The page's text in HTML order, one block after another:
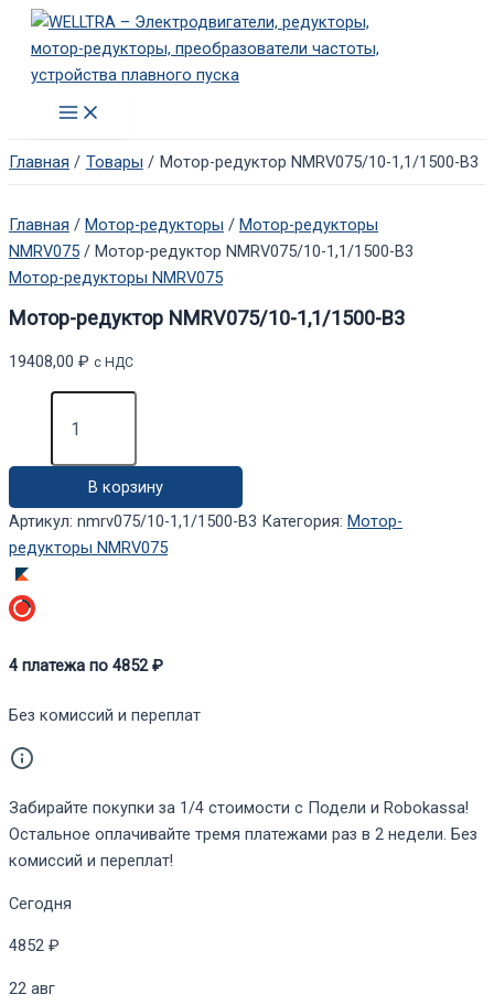
Перейти
содержимому
Main
Menu
Главная
Товары Мотор-редуктор NMRV075/10-1,1/1500-В3
Главная / Мотор-редукторы / Мотор-редукторы
NMRV075 / Мотор-редуктор NMRV075/10-1,1/1500-В3
Мотор-редукторы NMRV075
Мотор-редуктор NMRV075/10-1,1/1500-В3
19408,00 ₽ с НДС
Количество
редуктор
NMRV075/10-
1,1/1500-
В3
В корзину
Артикул: nmrv075/10-1,1/1500-В3 Категория: Мотор-
редукторы NMRV075
4 платежа по 4852₽
Без комиссий и переплат
Забирайте покупки за 1/4 стоимости с Подели и Robokassa!
Остальное оплачивайте тремя платежами раз в 2 недели. Без
комиссий и переплат!
Сегодня
4852 ₽
22 авг